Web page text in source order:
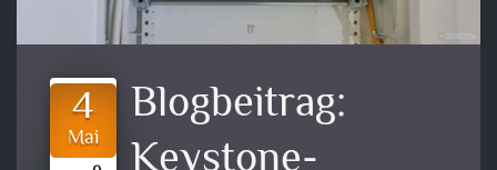
4
Mai
Blogbeitrag: